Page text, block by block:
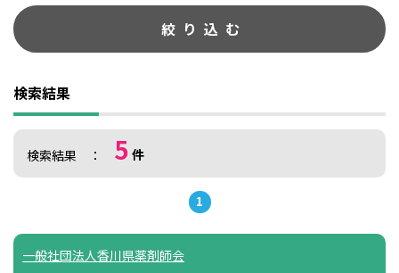
検索結果
検索結果 5 件
1
一般社団法人香川県薬剤師会